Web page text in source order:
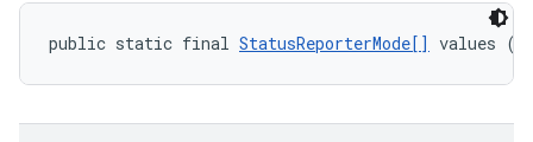
public static final StatusReporterMode[] values ()